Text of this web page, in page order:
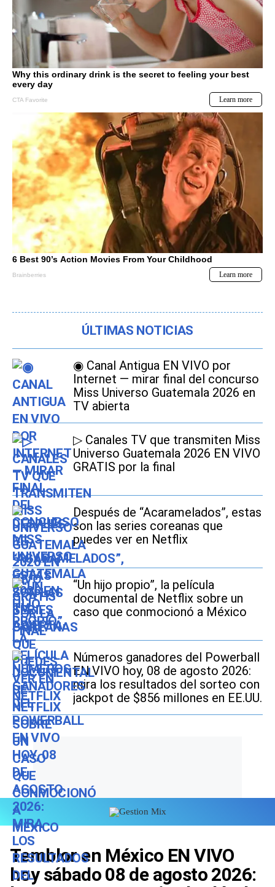
ÚLTIMAS NOTICIAS
◉ Canal Antigua EN VIVO por
Internet — mirar final del concurso
Miss Universo Guatemala 2026 en
TV abierta
▷ Canales TV que transmiten Miss
Universo Guatemala 2026 EN VIVO
GRATIS por la final
Después de “Acaramelados”, estas
son las series coreanas que
puedes ver en Netflix
“Un hijo propio”, la película
documental de Netflix sobre un
caso que conmocionó a México
Números ganadores del Powerball
EN VIVO hoy, 08 de agosto 2026:
mira los resultados del sorteo con
jackpot de $856 millones en EE.UU.